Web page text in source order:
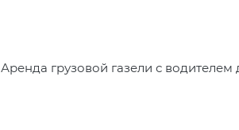
Аренда грузовой газели с